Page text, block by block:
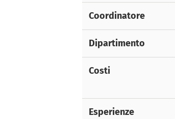
Coordinatore
Dipartimento
Costi
Esperienze